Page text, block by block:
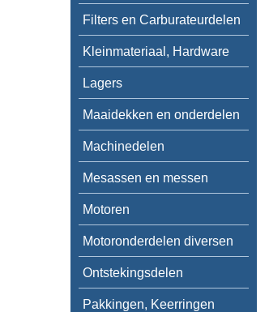
Filters en Carburateurdelen
Kleinmateriaal, Hardware
Lagers
Maaidekken en onderdelen
Machinedelen
Mesassen en messen
Motoren
Motoronderdelen diversen
Ontstekingsdelen
Pakkingen, Keerringen